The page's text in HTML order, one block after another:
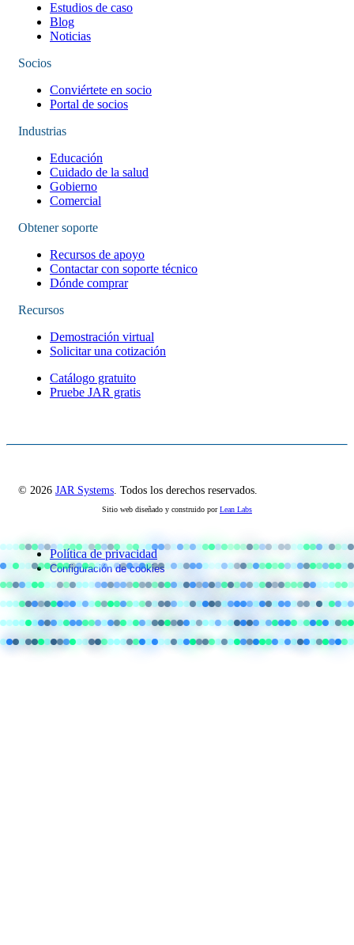
Estudios de caso
Blog
Noticias
Socios
Conviértete en socio
Portal de socios
Industrias
Educación
Cuidado de la salud
Gobierno
Comercial
Obtener soporte
Recursos de apoyo
Contactar con soporte técnico
Dónde comprar
Recursos
Demostración virtual
Solicitar una cotización
Catálogo gratuito
Pruebe JAR gratis
© 2026 JAR Systems. Todos los derechos reservados.
Sitio web diseñado y construido porLean Labs
Política de privacidad
Configuración de cookies